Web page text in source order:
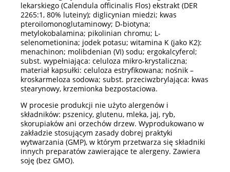
lekarskiego (Calendula officinalis Flos) ekstrakt (DER
2265:1, 80% luteiny); diglicynian miedzi; kwas
pteroilomonoglutaminowy; D-biotyna;
metylokobalamina; pikolinian chromu; L-
selenometionina; jodek potasu; witamina K (jako K2):
menachinon; molibdenian (VI) sodu; ergokalcyferol;
subst. wypełniająca: celuloza mikro-krystaliczna;
materiał kapsułki: celuloza estryfikowana; nośnik –
kroskarmeloza sodowa; subst. przeciwzbrylająca: kwas
stearynowy, krzemionka bezpostaciowa.
W procesie produkcji nie użyto alergenów i
składników: pszenicy, glutenu, mleka, jaj, ryb,
skorupiaków ani orzechów drzew. Wyprodukowano w
zakładzie stosującym zasady dobrej praktyki
wytwarzania (GMP), w którym przetwarza się składniki
innych preparatów zawierające te alergeny. Zawiera
soję (bez GMO).